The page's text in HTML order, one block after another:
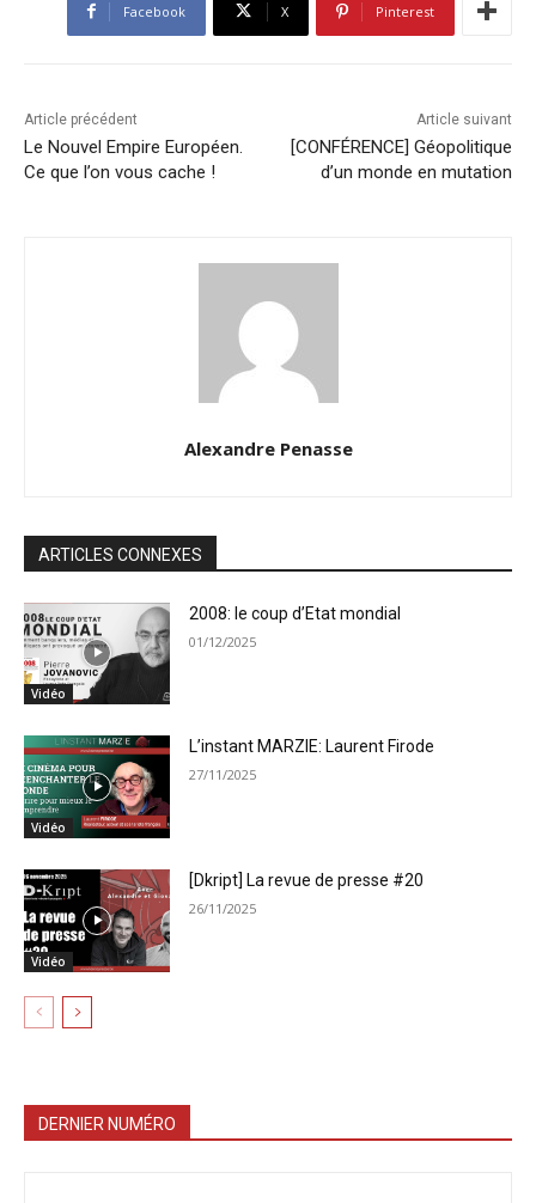
Facebook X Pinterest
Article précédent
Le Nouvel Empire Européen.
Ce que l’on vous cache !
Article suivant
[CONFÉRENCE] Géopolitique
d’un monde en mutation
Alexandre Penasse
ARTICLES CONNEXES
Vidéo
2008: le coup d’Etat mondial
01/12/2025
Vidéo
L’instant MARZIE: Laurent Firode
27/11/2025
Vidéo
[Dkript] La revue de presse #20
26/11/2025
DERNIER NUMÉRO